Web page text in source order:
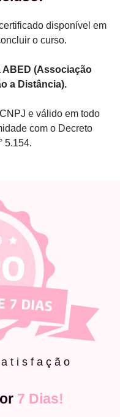
disponível em
o curso.
ABED (Associação
a Distância).
e válido em todo
com o Decreto
5.154.
7 Dias!